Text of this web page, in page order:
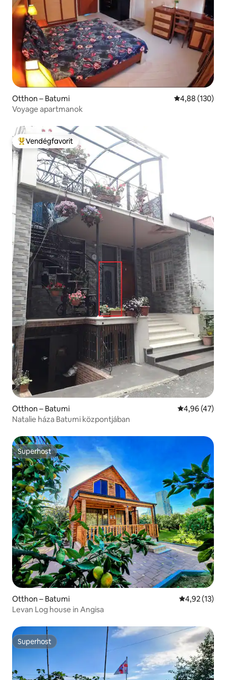
Otthon – Batumi Átlagos
4,88 (130)
Voyage apartmanok
Kiemelt vendégfavorit
Vendégfavorit
Otthon – Batumi Átlagos
4,96 (47)
Natalie háza Batumi központjában
Superhost
Superhost
Otthon – Batumi Átlagos
4,92 (13)
Levan Log house in Angisa
Superhost
Superhost